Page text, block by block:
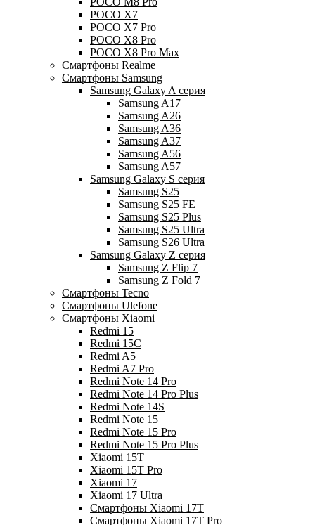
POCO X7
POCO X7 Pro
POCO X8 Pro
POCO X8 Pro Max
Смартфоны Realme
Смартфоны Samsung
Samsung Galaxy A серия
Samsung A17
Samsung A26
Samsung A36
Samsung A37
Samsung A56
Samsung A57
Samsung Galaxy S серия
Samsung S25
Samsung S25 FE
Samsung S25 Plus
Samsung S25 Ultra
Samsung S26 Ultra
Samsung Galaxy Z серия
Samsung Z Flip 7
Samsung Z Fold 7
Смартфоны Tecno
Смартфоны Ulefone
Смартфоны Xiaomi
Redmi 15
Redmi 15C
Redmi A5
Redmi A7 Pro
Redmi Note 14 Pro
Redmi Note 14 Pro Plus
Redmi Note 14S
Redmi Note 15
Redmi Note 15 Pro
Redmi Note 15 Pro Plus
Xiaomi 15T
Xiaomi 15T Pro
Xiaomi 17
Xiaomi 17 Ultra
Смартфоны Xiaomi 17Т
Смартфоны Xiaomi 17Т Pro